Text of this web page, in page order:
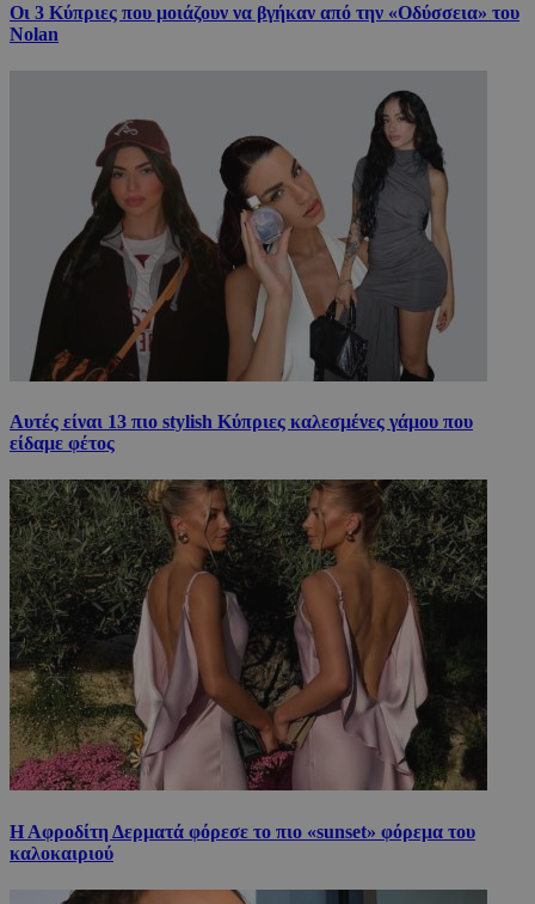
Οι 3 Κύπριες που μοιάζουν να βγήκαν από την «Οδύσσεια» του
Nolan
Αυτές είναι 13 πιο stylish Κύπριες καλεσμένες γάμου που
είδαμε φέτος
Η Αφροδίτη Δερματά φόρεσε το πιο «sunset» φόρεμα του
καλοκαιριού